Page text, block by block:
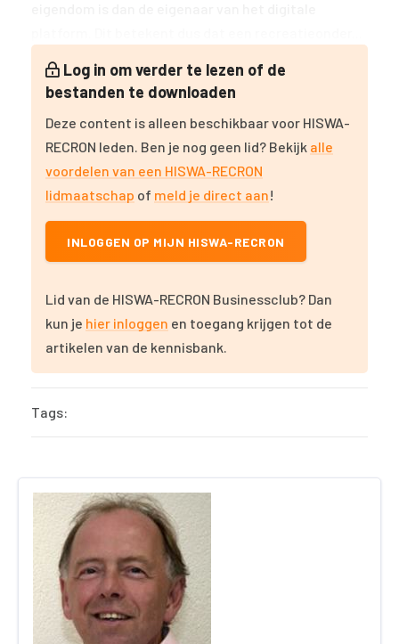
Log in om verder te lezen of de
bestanden te downloaden
Deze content is alleen beschikbaar voor HISWA-
RECRON leden. Ben je nog geen lid? Bekijk alle
voordelen van een HISWA-RECRON
lidmaatschap of meld je direct aan!
INLOGGEN OP MIJN HISWA-RECRON
Lid van de HISWA-RECRON Businessclub? Dan
kun je hier inloggen en toegang krijgen tot de
artikelen van de kennisbank.
Tags: